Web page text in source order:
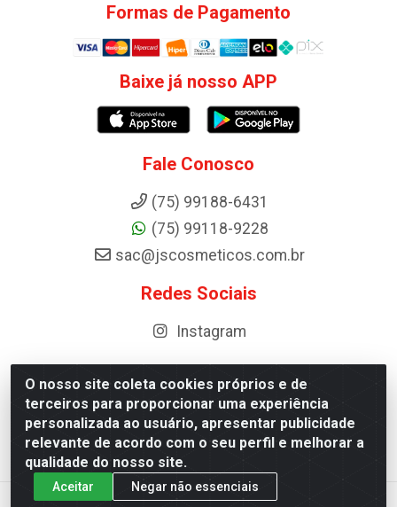
O nosso site coleta cookies próprios e de
terceiros para proporcionar uma experiência
personalizada ao usuário, apresentar publicidade
relevante de acordo com o seu perfil e melhorar a
qualidade do nosso site.
Aceitar Negar não essenciais
Formas de Pagamento
Baixe já nosso APP
Fale Conosco
(75) 99188-6431
(75) 99118-9228
sac@jscosmeticos.com.br
Redes Sociais
Instagram
Distribuidora de Cosméticos Antoneto LTDA - BA-052,
km 87 - Industrial, Ipirá - BA, 44600-000 - CNPJ
10.984.107/0001-75